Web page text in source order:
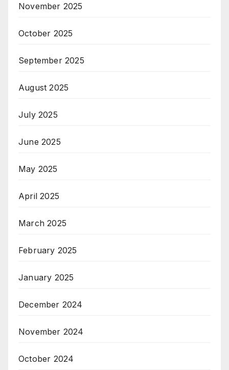
November 2025
October 2025
September 2025
August 2025
July 2025
June 2025
May 2025
April 2025
March 2025
February 2025
January 2025
December 2024
November 2024
October 2024